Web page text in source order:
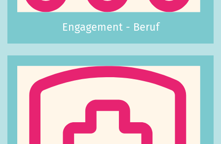
Engagement - Beruf